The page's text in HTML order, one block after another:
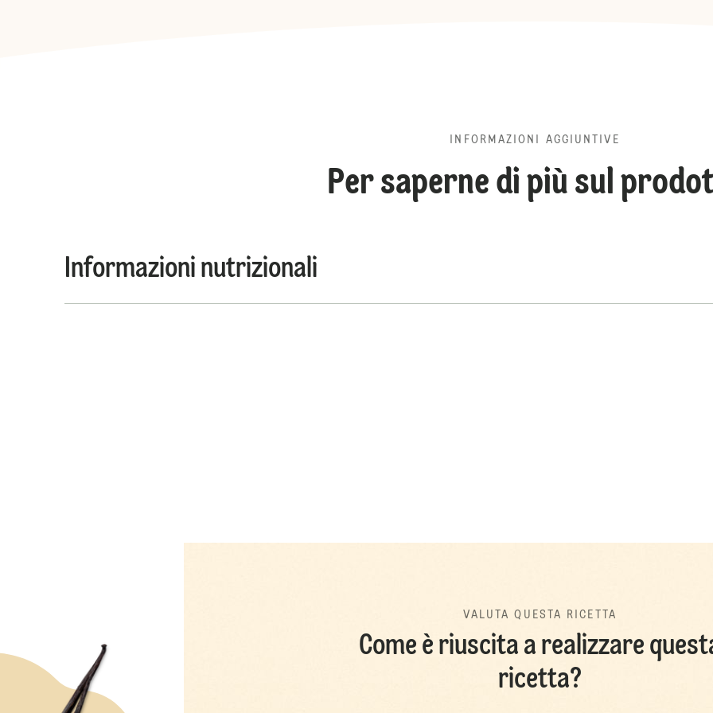
INFORMAZIONI AGGIUNTIVE
Per saperne di più sul
Informazioni nutrizionali
VALUTA QUESTA RICETTA
Come è riuscita a realizzare
ricetta?